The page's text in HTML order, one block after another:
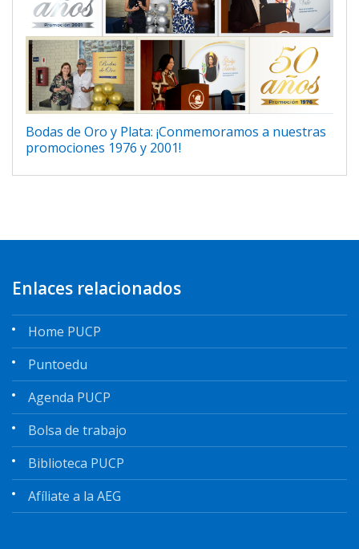
Bodas de Oro y Plata: ¡Conmemoramos a nuestras
promociones 1976 y 2001!
Enlaces relacionados
Home PUCP
Puntoedu
Agenda PUCP
Bolsa de trabajo
Biblioteca PUCP
Afíliate a la AEG